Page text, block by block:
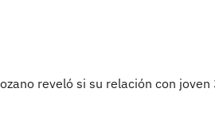
reveló si su relación con